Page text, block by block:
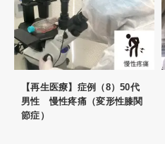
【再生医療】症例（8）50代
男性 慢性疼痛（変形性膝関
節症）